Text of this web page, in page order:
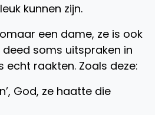
kunnen zijn.
een dame, ze is ook
soms uitspraken in
echt raakten. Zoals deze:
God, ze haatte die